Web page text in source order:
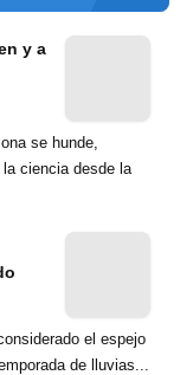
y a
se hunde,
ciencia desde la
el espejo
de lluvias...